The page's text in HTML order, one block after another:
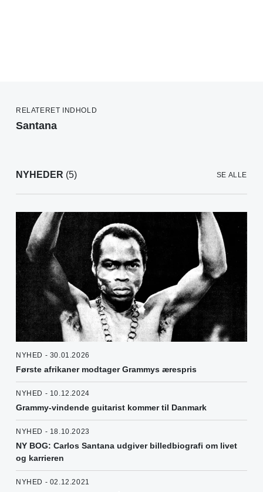
RELATERET INDHOLD
Santana
NYHEDER (5) SE ALLE
NYHED - 30.01.2026
Første afrikaner modtager Grammys ærespris
NYHED - 10.12.2024
Grammy-vindende guitarist kommer til Danmark
NYHED - 18.10.2023
NY BOG: Carlos Santana udgiver billedbiografi om livet
og karrieren
NYHED - 02.12.2021